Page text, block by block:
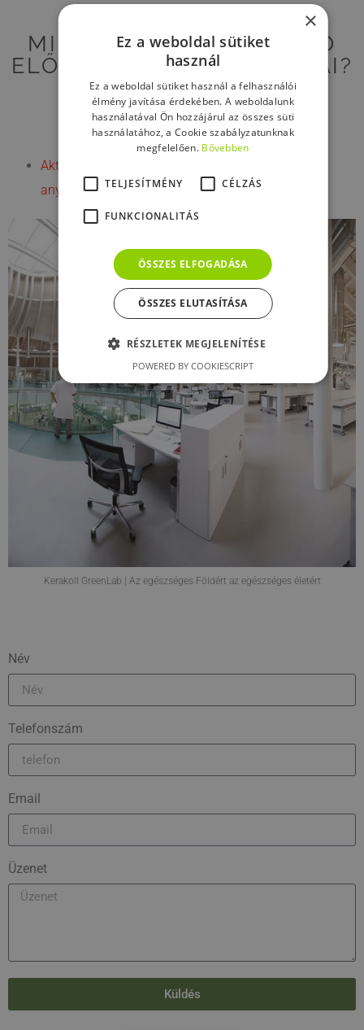
MIK A BIOGESSO STUCCO
ELŐNYÖS TULAJDONSÁGAI?
Aktívan elnyeli és csökkenti a beltéri szennyező
anyagokat !
Kerakoll GreenLab | Az egészséges Földért az egészséges életért
Név
Telefonszám
Email
Üzenet
Küldés
×
Ez a weboldal sütiket
használ
Ez a weboldal sütiket használ a felhasználói
élmény javítása érdekében. A weboldalunk
használatával Ön hozzájárul az összes süti
használatához, a Cookie szabályzatunknak
megfelelően. Bővebben
TELJESÍTMÉNY CÉLZÁS
FUNKCIONALITÁS
ÖSSZES ELFOGADÁSA
ÖSSZES ELUTASÍTÁSA
RÉSZLETEK MEGJELENÍTÉSE
POWERED BY COOKIESCRIPT